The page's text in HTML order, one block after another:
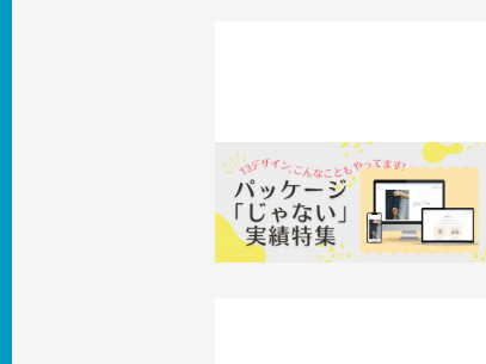
パッケージ「じゃない」実績特集〜T3
デザイン、こんなこともやってます！
2025.02.18 事例